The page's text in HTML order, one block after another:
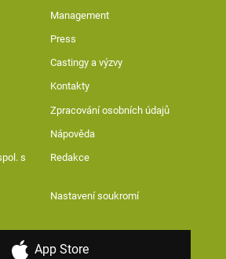
Management
Press
Castingy a výzvy
Kontakty
Zpracování osobních údajů
Nápověda
s
Redakce
Nastavení soukromí
App Store